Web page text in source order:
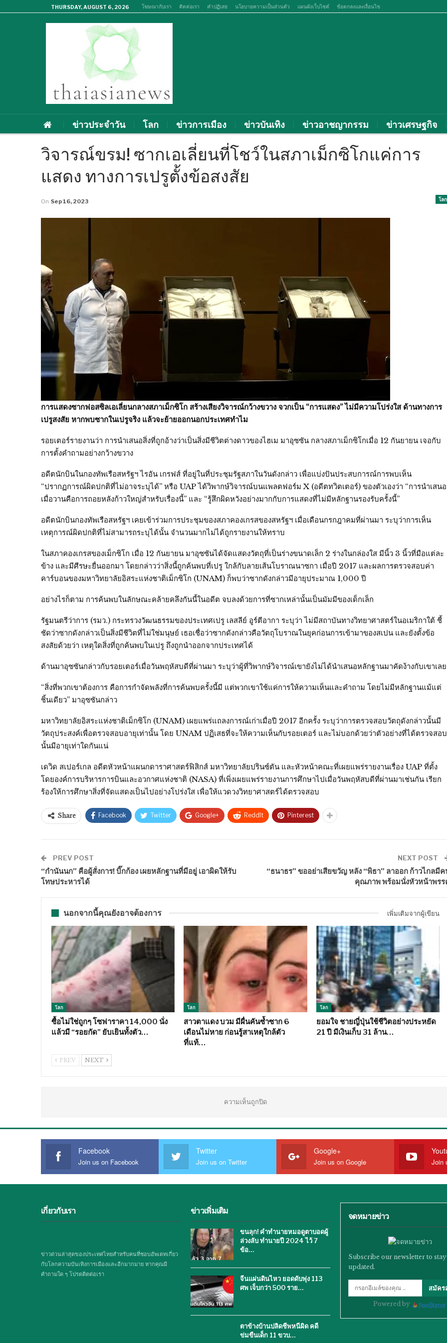
THURSDAY, AUGUST 6, 2026 โฆษณากับเรา ติดต่อเรา คำปฏิเสธ นโยบายความเป็นส่วนตัว แผนผังเว็บไซต์ ข้อตกลงและเงื่อนไข
ข่าวประจำวัน โลก ข่าวการเมือง ข่าวบันเทิง ข่าวอาชญากรรม ข่าวเศรษฐกิจ
วิจารณ์ขรม! ซากเอเลี่ยนที่โชว์ในสภาเม็กซิโกแค่การ
แสดง ทางการเปรูตั้งข้อสงสัย
โลก
On Sep 16, 2023
การแสดงซากฟอสซิลเอเลี่ยนกลางสภาเม็กซิโก สร้างเสียงวิจารณ์กว้างขวาง จวกเป็น “การแสดง” ไม่มีความโปร่งใส ด้านทางการ
เปรูสงสัย หากพบซากในเปรูจริง แล้วจะย้ายออกนอกประเทศทำไม
รอยเตอร์รายงานว่า การนำเสนอสิ่งที่ถูกอ้างว่าเป็นสิ่งมีชีวิตต่างดาวของไฮเม มาอุซซัน กลางสภาเม็กซิโกเมื่อ 12 กันยายน เจอกับ
การตั้งคำถามอย่างกว้างขวาง
อดีตนักบินในกองทัพเรือสหรัฐฯ ไรอัน เกรฟส์ ที่อยู่ในที่ประชุมรัฐสภาในวันดังกล่าว เพื่อแบ่งปันประสบการณ์การพบเห็น
“ปรากฏการณ์ผิดปกติที่ไม่อาจระบุได้” หรือ UAP ได้วิพากษ์วิจารณ์บนแพลตฟอร์ม X (อดีตทวิตเตอร์) ของตัวเองว่า “การนำเสนอ
เมื่อวานคือการถอยหลังก้าวใหญ่สำหรับเรื่องนี้” และ “รู้สึกผิดหวังอย่างมากกับการแสดงที่ไม่มีหลักฐานรองรับครั้งนี้”
อดีตนักบินกองทัพเรือสหรัฐฯ เคยเข้าร่วมการประชุมของสภาคองเกรสของสหรัฐฯ เมื่อเดือนกรกฎาคมที่ผ่านมา ระบุว่าการเห็น
เหตุการณ์ผิดปกติที่ไม่สามารถระบุได้นั้น จำนวนมากไม่ได้ถูกรายงานให้ทราบ
ในสภาคองเกรสของเม็กซิโก เมื่อ 12 กันยายน มาอุซซันได้จัดแสดงวัตถุที่เป็นร่างขนาดเล็ก 2 ร่างในกล่องใส มีนิ้ว 3 นิ้วที่มือแต่ละ
ข้าง และมีศีรษะยื่นออกมา โดยกล่าวว่าสิ่งนี้ถูกค้นพบที่เปรู ใกล้กับลายเส้นโบราณนาซกา เมื่อปี 2017 และผลการตรวจสอบค่า
คาร์บอนของมหาวิทยาลัยอิสระแห่งชาติเม็กซิโก (UNAM) ก็พบว่าซากดังกล่าวมีอายุประมาณ 1,000 ปี
อย่างไรก็ตาม การค้นพบในลักษณะคล้ายคลึงกันนี้ในอดีต จบลงด้วยการที่ซากเหล่านั้นเป็นมัมมีของเด็กเล็ก
รัฐมนตรีว่าการ (รมว.) กระทรวงวัฒนธรรมของประเทศเปรู เลสลีย์ อูร์ตีอากา ระบุว่า ไม่มีสถาบันทางวิทยาศาสตร์ในอเมริกาใต้ ชี้
ชัดว่าซากดังกล่าวเป็นสิ่งมีชีวิตที่ไม่ใช่มนุษย์ เธอเชื่อว่าซากดังกล่าวคือวัตถุโบราณในยุคก่อนการเข้ามาของสเปน และยังตั้งข้อ
สงสัยด้วยว่า เหตุใดสิ่งที่ถูกค้นพบในเปรู ถึงถูกนำออกจากประเทศได้
ด้านมาอุซซันกล่าวกับรอยเตอร์เมื่อวันพฤหัสบดีที่ผ่านมา ระบุว่าผู้ที่วิพากษ์วิจารณ์เขายังไม่ได้นำเสนอหลักฐานมาคัดง้างกับเขาเลย
“สิ่งที่พวกเขาต้องการ คือการกำจัดพลังที่การค้นพบครั้งนี้มี แต่พวกเขาใช้แค่การให้ความเห็นและคำถาม โดยไม่มีหลักฐานแม้แต่
ชิ้นเดียว” มาอุซซันกล่าว
มหาวิทยาลัยอิสระแห่งชาติเม็กซิโก (UNAM) เผยแพร่แถลงการณ์เก่าเมื่อปี 2017 อีกครั้ง ระบุว่าการตรวจสอบวัตถุดังกล่าวนั้นมี
วัตถุประสงค์เพื่อตรวจสอบอายุเท่านั้น โดย UNAM ปฏิเสธที่จะให้ความเห็นกับรอยเตอร์ และไม่บอกด้วยว่าตัวอย่างที่ได้ตรวจสอบ
นั้นมีอายุเท่าใดกันแน่
เดวิด สเปอร์เกล อดีตหัวหน้าแผนกดาราศาสตร์ฟิสิกส์ มหาวิทยาลัยปรินซ์ตัน และหัวหน้าคณะที่เผยแพร่รายงานเรื่อง UAP ที่ตั้ง
โดยองค์การบริหารการบินและอวกาศแห่งชาติ (NASA) ที่เพิ่งเผยแพร่รายงานการศึกษาไปเมื่อวันพฤหัสบดีที่ผ่านมาเช่นกัน เรียก
ร้องให้การศึกษาสิ่งที่จัดแสดงเป็นไปอย่างโปร่งใส เพื่อให้แวดวงวิทยาศาสตร์ได้ตรวจสอบ
Share Facebook Twitter Google+ ReddIt Pinterest
PREV POST
“กำนันนก” คือผู้สั่งการ! บิ๊กก้อง เผยหลักฐานที่มีอยู่ เอาผิดให้รับ
โทษประหารได้
NEXT POST
“ธนาธร” ขออย่าเสียขวัญ หลัง “พิธา” ลาออก ก้าวไกลมี
คุณภาพ พร้อมนั่งหัวหน้าพรร
นอกจากนี้คุณยังอาจต้องการ เพิ่มเติมจากผู้เขียน
โลก
ซื้อไม่ใช่ถูกๆ โซฟาราคา 14,000 นั่ง
แล้วมี “รอยกัด” ยับเยินทั้งตัว…
โลก
สาวตาแดง บวม มีผื่นคันซ้ำซาก 6
เดือนไม่หาย ก่อนรู้สาเหตุใกล้ตัว
ที่แท้…
โลก
ยอมใจ ชายญี่ปุ่นใช้ชีวิตอย่างประหยัด
21 ปี มีเงินเก็บ 31 ล้าน…
PREV NEXT
ความเห็นถูกปิด
Facebook
Join us on Facebook
Twitter
Join us on Twitter
Google+
Join us on Google Join
เกี่ยวกับเรา
ข่าวด่วนล่าสุดของประเทศไทยสำหรับคนที่ชอบอัพเดทเกี่ยว
กับโลกความบันเทิงการเมืองและอีกมากมาย หากคุณมี
คำถามใด ๆ โปรดติดต่อเรา
ข่าวเพิ่มเติม
ขนลุก! คำทำนายหมอดูตาบอดผู้
ล่วงลับ ทำนายปี 2024 ไว้ 7
ข้อ…
จีนแผ่นดินไหว ยอดดับพุ่ง 113
ศพ เจ็บกว่า 500 ราย…
ตาข้างบ้านปลิดชีพหนีผิด คดี
ข่มขืนเด็ก 11 ขวบ…
จดหมายข่าว
Subscribe our newsletter to stay
updated.
สมัคร
Powered by